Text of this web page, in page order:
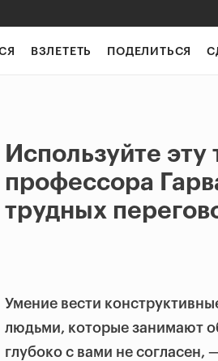
ВЗЛЕТЕТЬ ПОДЕЛИТЬСЯ
Используйте эту
профессора
трудных
Умение вести
людьми, которые занимают
глубоко с вами не